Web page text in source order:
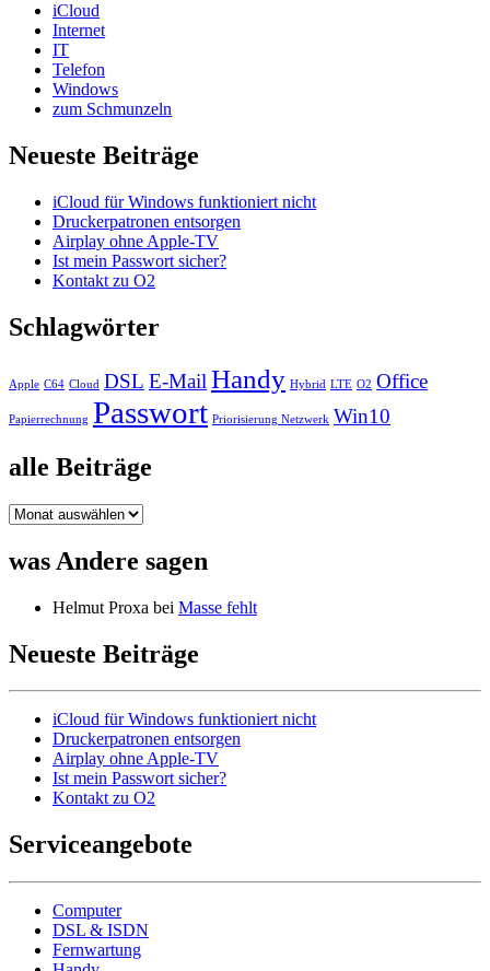
iCloud
Internet
IT
Telefon
Windows
zum Schmunzeln
Neueste Beiträge
iCloud für Windows funktioniert nicht
Druckerpatronen entsorgen
Airplay ohne Apple-TV
Ist mein Passwort sicher?
Kontakt zu O2
Schlagwörter
Apple C64 Cloud DSL E-Mail Handy Hybrid LTE O2 Office
Papierrechnung Passwort Priorisierung Netzwerk Win10
alle Beiträge
alle
was Andere sagen
Helmut Proxa bei Masse fehlt
Neueste Beiträge
iCloud für Windows funktioniert nicht
Druckerpatronen entsorgen
Airplay ohne Apple-TV
Ist mein Passwort sicher?
Kontakt zu O2
Serviceangebote
Computer
DSL & ISDN
Fernwartung